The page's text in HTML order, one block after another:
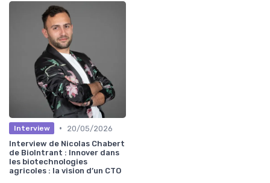
Interview •
20/05/2026
Interview de Nicolas Chabert
de BioIntrant : Innover dans
les biotechnologies
agricoles : la vision d’un CTO